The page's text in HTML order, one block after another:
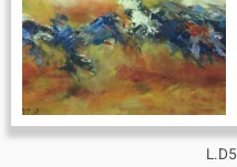
L.D5